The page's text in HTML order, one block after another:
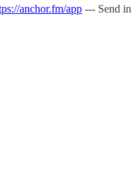
anchor.fm/app --- Send in